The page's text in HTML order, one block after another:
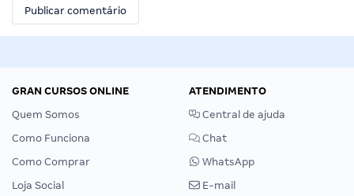
GRAN CURSOS ONLINE
Quem Somos
Como Funciona
Como Comprar
Loja Social
ATENDIMENTO
Central de ajuda
Chat
WhatsApp
E-mail